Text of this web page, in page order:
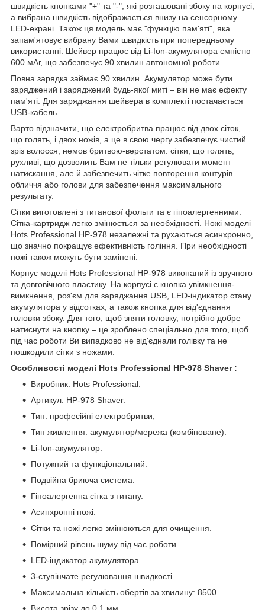
швидкість кнопками "+" та "-", які розташовані збоку на корпусі,
а вибрана швидкість відображається внизу на сенсорному
LED-екрані. Також ця модель має "функцію пам'яті", яка
запам'ятовує вибрану Вами швидкість при попередньому
використанні. Шейвер працює від Li-Ion-акумулятора ємністю
600 мАг, що забезпечує 90 хвилин автономної роботи.
Повна зарядка займає 90 хвилин. Акумулятор може бути
заряджений і заряджений будь-якої миті – він не має ефекту
пам'яті. Для заряджання шейвера в комплекті постачається
USB-кабель.
Варто відзначити, що електробритва працює від двох сіток,
що голять, і двох ножів, а це в свою чергу забезпечує чистий
зріз волосся, немов бритвою-верстатом. сітки, що голять,
рухливі, що дозволить Вам не тільки регулювати момент
натискання, але й забезпечить чітке повторення контурів
обличчя або голови для забезпечення максимального
результату.
Сітки виготовлені з титанової фольги та є гіпоалергенними.
Сітка-картридж легко змінюється за необхідності. Ножі моделі
Hots Professional HP-978 незалежні та рухаються асинхронно,
що значно покращує ефективність гоління. При необхідності
ножі також можуть бути замінені.
Корпус моделі Hots Professional HP-978 виконаний із зручного
та довговічного пластику. На корпусі є кнопка увімкнення-
вимкнення, роз'єм для заряджання USB, LED-індикатор стану
акумулятора у відсотках, а також кнопка для від'єднання
головки збоку. Для того, щоб зняти головку, потрібно добре
натиснути на кнопку – це зроблено спеціально для того, щоб
під час роботи Ви випадково не від'єднали голівку та не
пошкодили сітки з ножами.
Особливості моделі Hots Professional HP-978 Shaver :
Виробник: Hots Professional.
Артикул: HP-978 Shaver.
Тип: професійні електробритви,
Тип живлення: акумулятор/мережа (комбіноване).
Li-Ion-акумулятор.
Потужний та функціональний.
Подвійна бриюча система.
Гіпоалергенна сітка з титану.
Асинхронні ножі.
Сітки та ножі легко змінюються для очищення.
Помірний рівень шуму під час роботи.
LED-індикатор акумулятора.
3-ступінчате регулювання швидкості.
Максимальна кількість обертів за хвилину: 8500.
Висота зрізу до 0,1 мм.